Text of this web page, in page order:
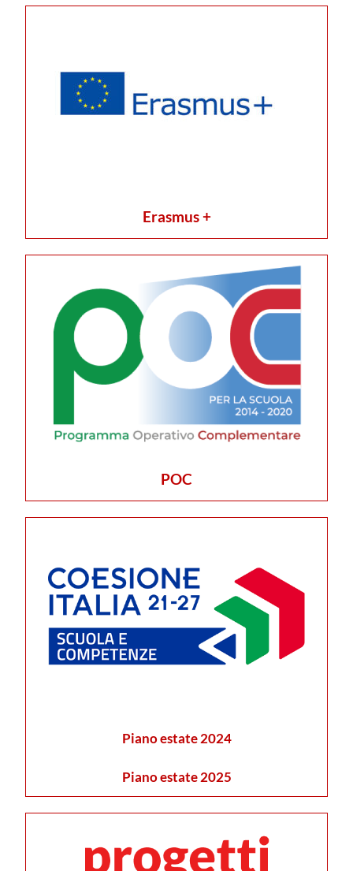
Erasmus +
POC
Piano estate 2024
Piano estate 2025